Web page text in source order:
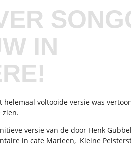
IN
voltooide versie was
zien.
versie van de door Henk
in cafe Marleen, Kleine